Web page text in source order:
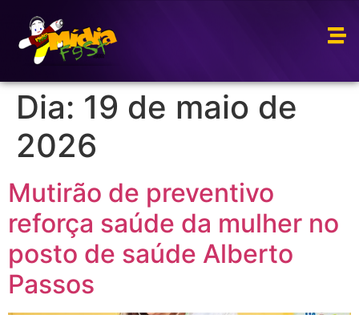
Dia: 19 de maio de
2026
Mutirão de preventivo
reforça saúde da mulher no
posto de saúde Alberto
Passos